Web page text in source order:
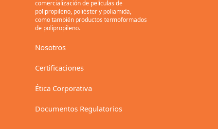
comercialización de películas de
polipropileno, poliéster y poliamida,
como también productos termoformados
de polipropileno.
Nosotros
Certificaciones
Ética Corporativa
Documentos Regulatorios